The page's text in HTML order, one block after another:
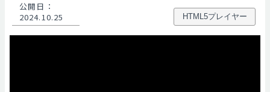
公開日 ：
2024.10.25
HTML5プレイヤー